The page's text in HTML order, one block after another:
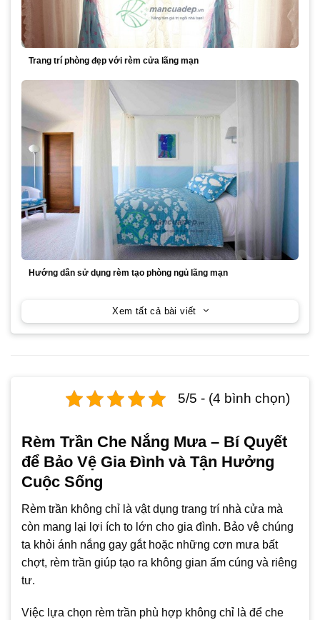
5/5 - (4 bình chọn)
Rèm Trần Che Nắng Mưa – Bí Quyết
để Bảo Vệ Gia Đình và Tận Hưởng
Cuộc Sống
Rèm trần không chỉ là vật dụng trang trí nhà cửa mà
còn mang lại lợi ích to lớn cho gia đình. Bảo vệ chúng
ta khỏi ánh nắng gay gắt hoặc những cơn mưa bất
chợt, rèm trần giúp tạo ra không gian ấm cúng và riêng
tư.
Việc lựa chọn rèm trần phù hợp không chỉ là để che
Trang trí phòng đẹp với rèm cửa lãng mạn
Hướng dẫn sử dụng rèm tạo phòng ngủ lãng mạn
Xem tất cả bài viết